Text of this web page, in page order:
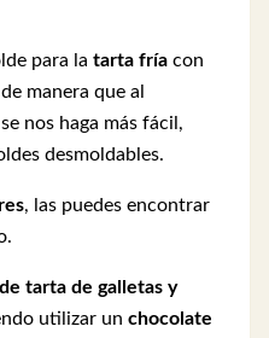
para la tarta fría con
manera que al
nos haga más fácil,
desmoldables.
, las puedes encontrar
tarta de galletas y
utilizar un chocolate